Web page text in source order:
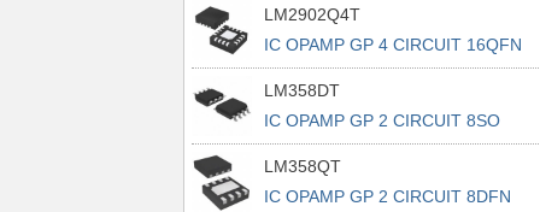
LM2902Q4T
IC OPAMP GP 4 CIRCUIT 16QFN
LM358DT
IC OPAMP GP 2 CIRCUIT 8SO
LM358QT
IC OPAMP GP 2 CIRCUIT 8DFN